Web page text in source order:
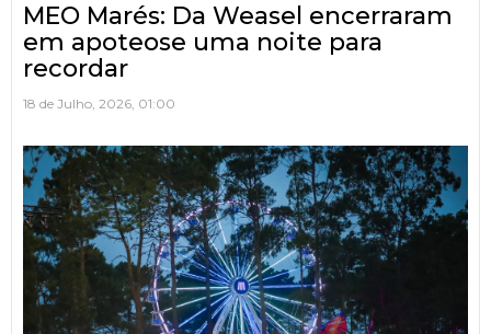
MEO Marés: Da Weasel encerraram
em apoteose uma noite para
recordar
18 de Julho, 2026, 01:00